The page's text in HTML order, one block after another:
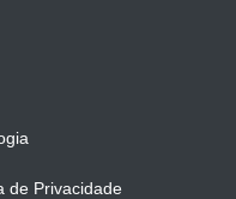
de Privacidade